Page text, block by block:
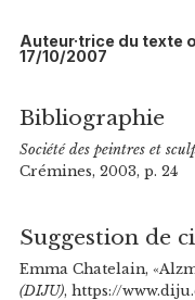
Auteur·trice du texte
17/10/2007
Bibliographie
Société des peintres et
Crémines, 2003, p. 24
Suggestion de
Emma Chatelain,
(DIJU), https://